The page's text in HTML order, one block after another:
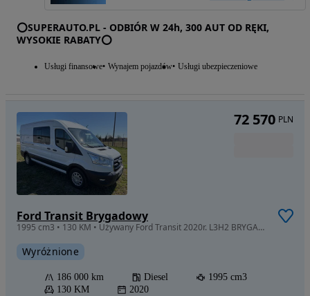
⭕SUPERAUTO.PL - ODBIÓR W 24h, 300 AUT OD RĘKI,
WYSOKIE RABATY⭕
Usługi finansowe Wynajem pojazdów Usługi ubezpieczeniowe
Ford Transit Brygadowy
1995 cm3 • 130 KM • Używany Ford Transit 2020r. L3H2 BRYGADÓWKA 6 osobowy
Wyróżnione
186 000 km Diesel
1995 cm3
130 KM
2020
72 570 PLN